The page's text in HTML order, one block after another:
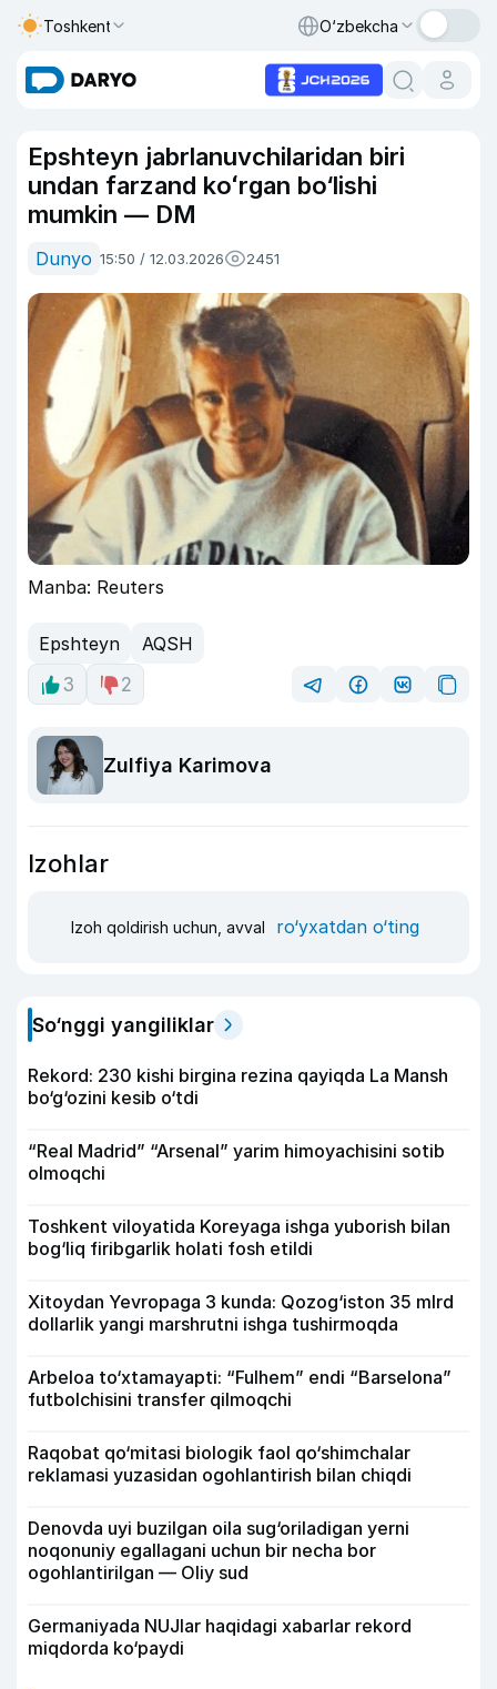
Toshkent O‘zbekcha
Epshteyn jabrlanuvchilaridan biri
undan farzand koʻrgan bo‘lishi
mumkin — DM
Dunyo 15:50 / 12.03.2026 2451
Manba: Reuters
Epshteyn
AQSH
3
2
Zulfiya Karimova
Izohlar
Izoh qoldirish uchun, avval ro‘yxatdan o‘ting
So‘nggi yangiliklar
Rekord: 230 kishi birgina rezina qayiqda La Mansh
bo‘g‘ozini kesib o‘tdi
“Real Madrid” “Arsenal” yarim himoyachisini sotib
olmoqchi
Toshkent viloyatida Koreyaga ishga yuborish bilan
bog‘liq firibgarlik holati fosh etildi
Xitoydan Yevropaga 3 kunda: Qozog‘iston 35 mlrd
dollarlik yangi marshrutni ishga tushirmoqda
Arbeloa to‘xtamayapti: “Fulhem” endi “Barselona”
futbolchisini transfer qilmoqchi
Raqobat qo‘mitasi biologik faol qo‘shimchalar
reklamasi yuzasidan ogohlantirish bilan chiqdi
Denovda uyi buzilgan oila sug‘oriladigan yerni
noqonuniy egallagani uchun bir necha bor
ogohlantirilgan — Oliy sud
Germaniyada NUJlar haqidagi xabarlar rekord
miqdorda ko‘paydi